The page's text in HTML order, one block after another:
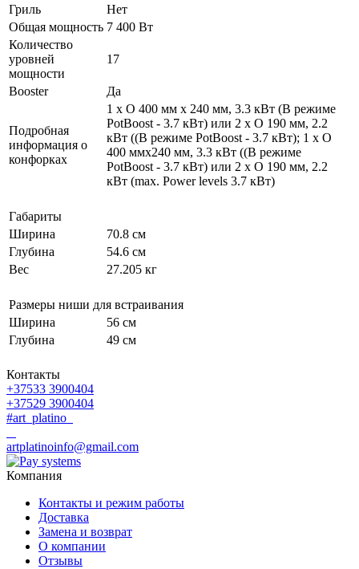
Гриль
Нет
Общая мощность 7 400 Вт
Количество
уровней
мощности
17
Booster Да
Подробная
информация о
конфорках
1 x O 400 мм x 240 мм, 3.3 кВт (В режиме
PotBoost - 3.7 кВт) или 2 x O 190 мм, 2.2
кВт ((В режиме PotBoost - 3.7 кВт); 1 x O
400 ммx240 мм, 3.3 кВт ((В режиме
PotBoost - 3.7 кВт) или 2 x O 190 мм, 2.2
кВт (max. Power levels 3.7 кВт)
Габариты
Ширина
70.8 см
Глубина
54.6 см
Вес
27.205 кг
Размеры ниши для встраивания
Ширина
56 см
Глубина
49 см
Контакты
+37533 3900404
+37529 3900404
#art_platino
artplatinoinfo@gmail.com
Компания
Контакты и режим работы
Доставка
Замена и возврат
О компании
Отзывы